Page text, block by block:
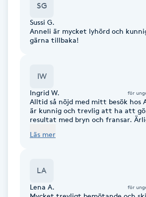
Enzympeeling
Eyeliner-tatuering
SG
Sussi G.
Anneli är mycket lyhörd och
gärna tillbaka!
IW
Ingrid W. för
Alltid så nöjd med mitt besök hos
är kunnig och trevlig att ha att
resultat med bryn och fransar.
Läs mer
LA
Lena A. för